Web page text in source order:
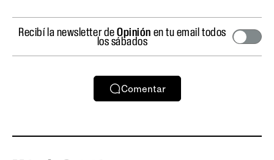
Recibí la newsletter deOpinión en tu email todos
los sábados
Comentar